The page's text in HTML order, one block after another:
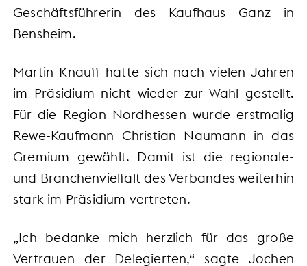
Geschäftsführerin des Kaufhaus Ganz in
Bensheim.
Martin Knauff hatte sich nach vielen Jahren
im Präsidium nicht wieder zur Wahl gestellt.
Für die Region Nordhessen wurde erstmalig
Rewe-Kaufmann Christian Naumann in das
Gremium gewählt. Damit ist die regionale-
und Branchenvielfalt des Verbandes weiterhin
stark im Präsidium vertreten.
„Ich bedanke mich herzlich für das große
Vertrauen der Delegierten,“ sagte Jochen